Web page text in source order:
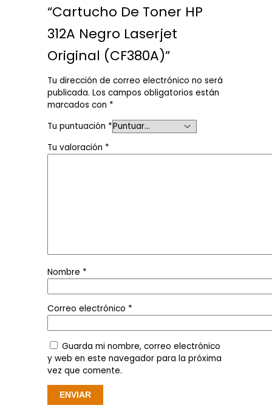
“Cartucho De Toner HP
312A Negro Laserjet
Original (CF380A)”
Tu dirección de correo electrónico no será
publicada. Los campos obligatorios están
marcados con *
Tu puntuación *
Tu valoración *
Nombre *
Correo electrónico *
Guarda mi nombre, correo electrónico
y web en este navegador para la próxima
vez que comente.